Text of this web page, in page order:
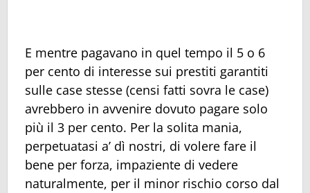
E mentre pagavano in quel tempo il 5 o 6
per cento di interesse sui prestiti garantiti
sulle case stesse (censi fatti sovra le case)
avrebbero in avvenire dovuto pagare solo
più il 3 per cento. Per la solita mania,
perpetuatasi a’ dì nostri, di volere fare il
bene per forza, impaziente di vedere
naturalmente, per il minor rischio corso dal